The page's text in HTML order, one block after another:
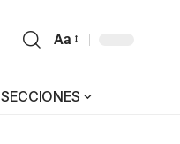
Aa
SECCIONES